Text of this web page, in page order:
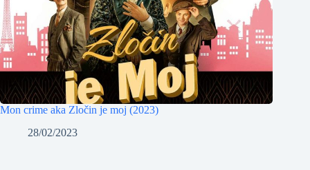
Mon crime aka Zločin je moj (2023)
28/02/2023